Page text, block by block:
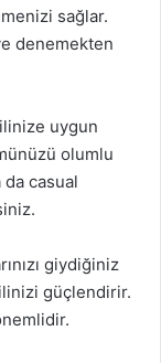
sağlar.
denemekten
uygun
olumlu
casual
giydiğiniz
güçlendirir.